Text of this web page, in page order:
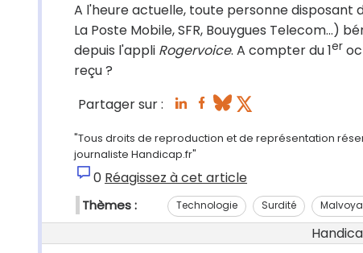
A l'heure actuelle, toute personne disposant
La Poste Mobile, SFR, Bouygues Telecom…)
depuis l'appli Rogervoice. A compter du 1er
reçu ?
Partager sur :
"Tous droits de reproduction et de représentation
journaliste Handicap.fr"
0 Réagissez à cet article
Thèmes : Technologie Surdité